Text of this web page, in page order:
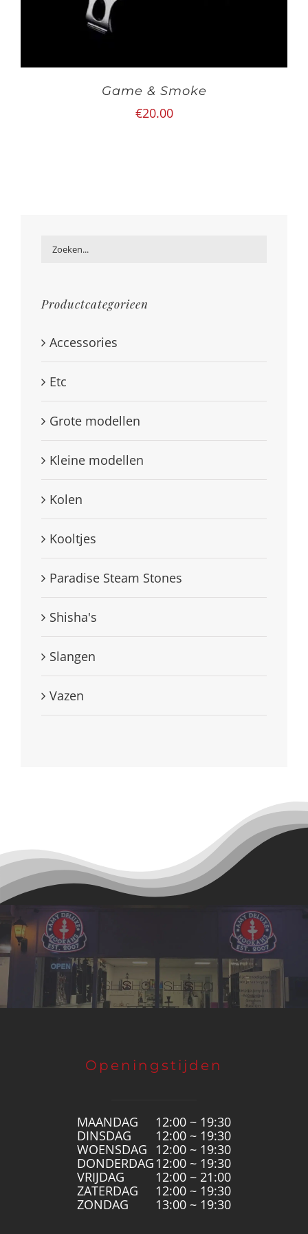
Game & Smoke
€20.00
Productcategorieen
Accessories
Etc
Grote modellen
Kleine modellen
Kolen
Kooltjes
Paradise Steam Stones
Shisha's
Slangen
Vazen
Openingstijden
MAANDAG
12:00 ~ 19:30
DINSDAG
12:00 ~ 19:30
WOENSDAG
12:00 ~ 19:30
DONDERDAG 12:00 ~ 19:30
VRIJDAG
12:00 ~ 21:00
ZATERDAG
12:00 ~ 19:30
ZONDAG
13:00 ~ 19:30